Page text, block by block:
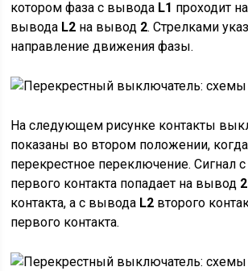
котором фаза с вывода L1 проходит
вывода L2 на вывод 2. Стрелками
направление движения фазы.
На следующем рисунке контакты
показаны во втором положении,
перекрестное переключение. Сигнал
первого контакта попадает на вывод 2
контакта, а с вывода L2 второго
первого контакта.